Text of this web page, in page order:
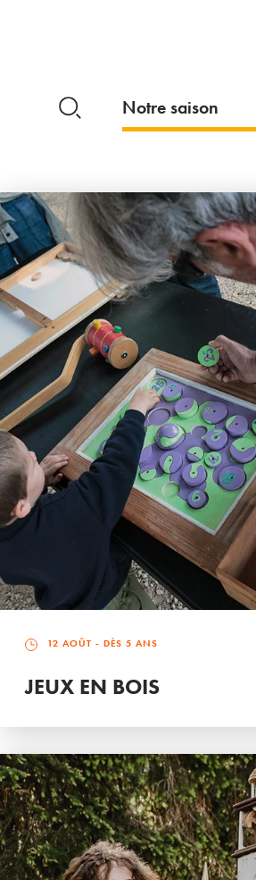
Notre saison
12 AOÛT - DÈS 5 ANS
JEUX EN BOIS